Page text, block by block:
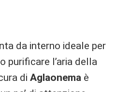
da interno ideale per
purificare l’aria della
di Aglaonema è